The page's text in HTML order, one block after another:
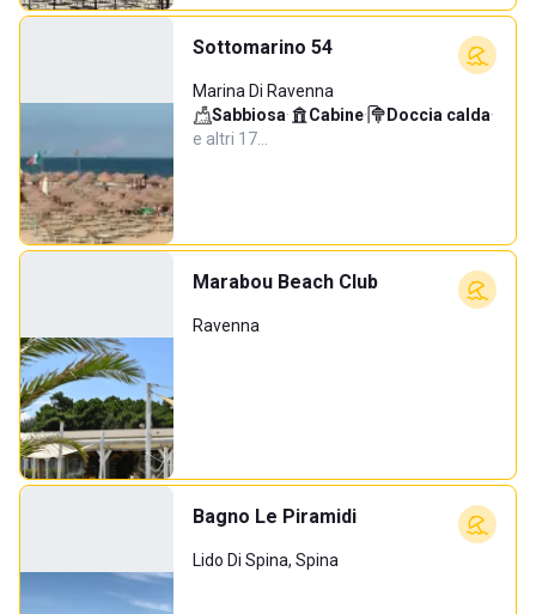
Sottomarino 54
Marina Di Ravenna
Sabbiosa· Cabine· Doccia calda·
e altri 17…
Marabou Beach Club
Ravenna
Bagno Le Piramidi
Lido Di Spina, Spina